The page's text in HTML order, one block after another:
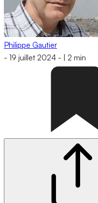
Philippe Gautier
- 19 juillet 2024 - 2 min